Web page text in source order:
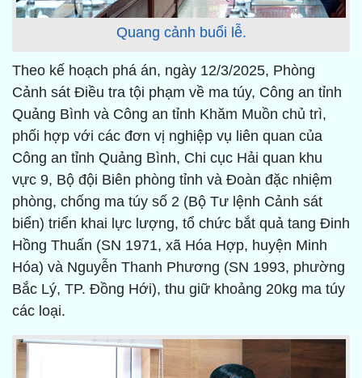
Quang cảnh buổi lễ.
Theo kế hoạch phá án, ngày 12/3/2025, Phòng
Cảnh sát Điều tra tội phạm về ma túy, Công an tỉnh
Quảng Bình và Công an tỉnh Khăm Muồn chủ trì,
phối hợp với các đơn vị nghiệp vụ liên quan của
Công an tỉnh Quảng Bình, Chi cục Hải quan khu
vực 9, Bộ đội Biên phòng tỉnh và Đoàn đặc nhiệm
phòng, chống ma túy số 2 (Bộ Tư lệnh Cảnh sát
biển) triển khai lực lượng, tổ chức bắt quả tang Đinh
Hồng Thuấn (SN 1971, xã Hóa Hợp, huyện Minh
Hóa) và Nguyễn Thanh Phương (SN 1993, phường
Bắc Lý, TP. Đồng Hới), thu giữ khoảng 20kg ma túy
các loại.